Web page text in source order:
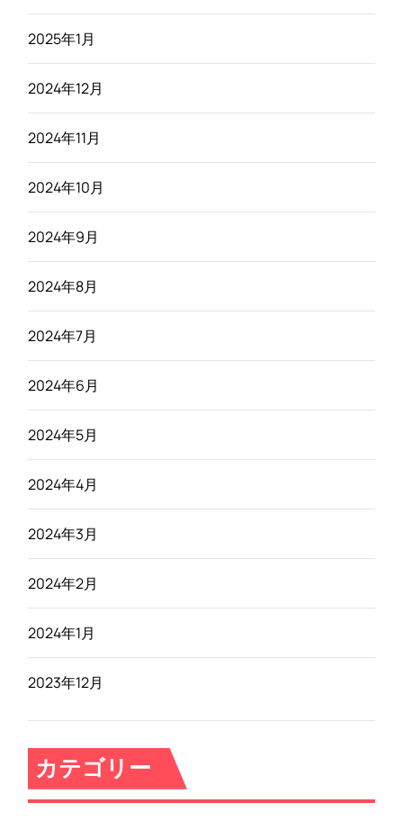
2025年1月
2024年12月
2024年11月
2024年10月
2024年9月
2024年8月
2024年7月
2024年6月
2024年5月
2024年4月
2024年3月
2024年2月
2024年1月
2023年12月
カテゴリー